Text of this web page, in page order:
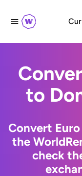
to
Convert
the
check